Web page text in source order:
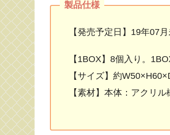
【発売予定日】19年07
【1BOX】8個入り。
【サイズ】約
【素材】本体：アクリ